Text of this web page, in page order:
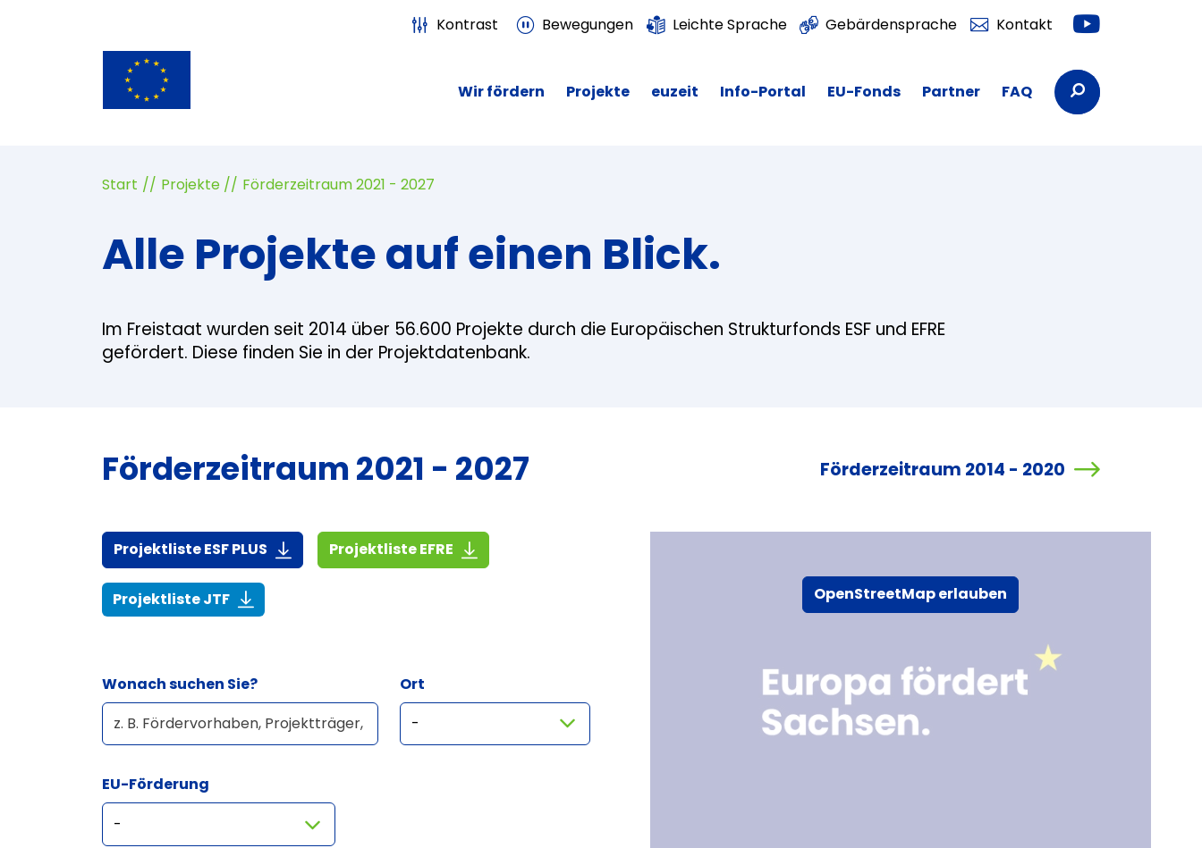
Kontrast Bewegungen Leichte Sprache Gebärdensprache Kontakt Youtube
Wir fördern Projekte euzeit Info-Portal EU-Fonds Partner FAQ Suchbegriffe
Start Projekte Förderzeitraum 2021 - 2027
Alle Projekte auf einen Blick.
Im Freistaat wurden seit 2014 über 56.600 Projekte durch die Europäischen Strukturfonds ESF und EFRE
gefördert. Diese finden Sie in der Projektdatenbank.
Förderzeitraum 2021 - 2027 Förderzeitraum 2014 - 2020
Projektliste ESF PLUS (916,7 KiB)Projektliste EFRE (1,4 MiB)
Projektliste JTF(268,6 KiB)
Wonach suchen Sie? Ort
EU-Förderung
OpenStreetMap erlauben